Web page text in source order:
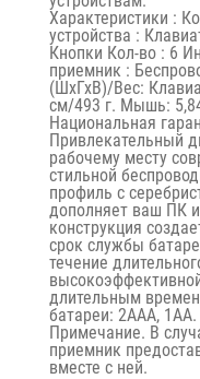
Характеристики :
устройства :
Кнопки Кол-во : 6
приемник :
(ШхГхВ)/Вес:
см/493 г. Мышь:
Национальная
Привлекательный
рабочему месту
стильной
профиль с
дополняет ваш ПК
конструкция
срок службы
течение
длительным
батареи: 2AAA, 1AA.
Примечание. В
приемник
вместе с ней.